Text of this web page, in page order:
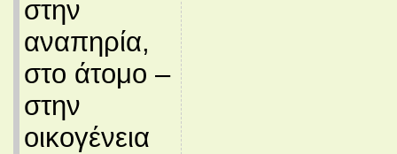
στην
αναπηρία,
στο άτομο –
στην
οικογένεια